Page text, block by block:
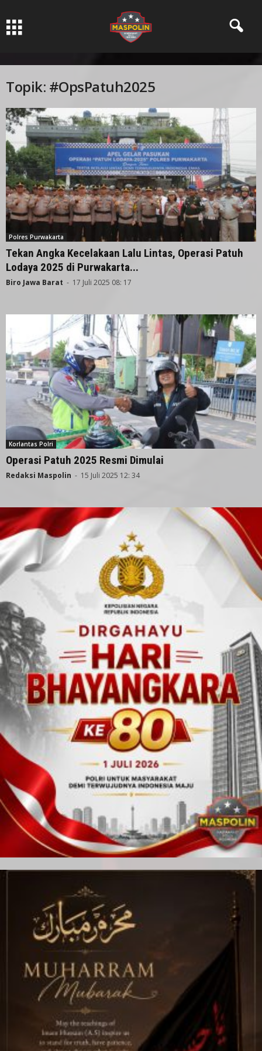
Topik: #OpsPatuh2025
Polres Purwakarta
Tekan Angka Kecelakaan Lalu Lintas, Operasi Patuh
Lodaya 2025 di Purwakarta...
Biro Jawa Barat - 17 Juli 2025 08: 17
Korlantas Polri
Operasi Patuh 2025 Resmi Dimulai
Redaksi Maspolin - 15 Juli 2025 12: 34